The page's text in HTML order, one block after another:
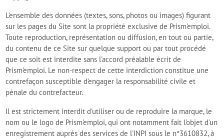
L'ensemble des données (textes, sons, photos ou images) figurant
sur les pages du Site sont la propriété exclusive de Prism'emploi.
Toute reproduction, représentation ou diffusion, en tout ou partie,
du contenu de ce Site sur quelque support ou par tout procédé
que ce soit est interdite sans l'accord préalable écrit de
Prism'emploi. Le non-respect de cette interdiction constitue une
contrefaçon susceptible d'engager la responsabilité civile et
pénale du contrefacteur.
Il est strictement interdit d'utiliser ou de reproduire la marque, le
nom ou le logo de Prism'emploi, qui ont notamment fait l'objet d'un
enregistrement auprès des services de l'INPI sous le n°3610832, à